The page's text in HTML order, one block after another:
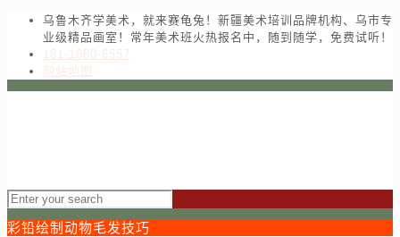
乌鲁木齐学美术，就来赛龟兔！新疆美术培训品牌机构、乌市专
业级精品画室！常年美术班火热报名中，随到随学，免费试听！
181-1680-6557
网站地图
彩铅绘制动物毛发技巧